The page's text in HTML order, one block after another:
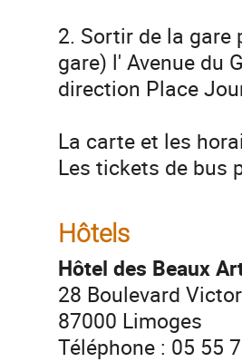
2. Sortir de la gare
gare) l' Avenue du
direction Place
La carte et les
Les tickets de bus
Hôtels
Hôtel des Beaux
28 Boulevard
87000 Limoges
Téléphone : 05 55